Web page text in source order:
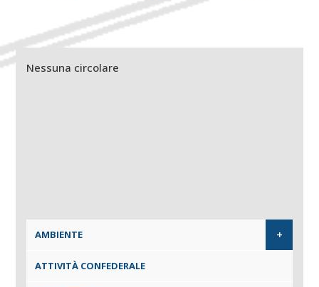
Nessuna circolare
AMBIENTE +
ATTIVITÀ CONFEDERALE